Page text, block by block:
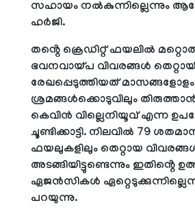
സഹായം നൽകുന്നില്ലെന്നും
ഹർജി.
തൻ്റെ ക്രെഡിറ്റ് ഫയലിൽ
ഭവനവായ്പ വിവരങ്ങൾ
രേഖപ്പെടുത്തിയത് മാസങ്ങളോളം
ശ്രമങ്ങൾക്കൊടുവിലും തിരുത്താൻ
കെവിൻ വില്ലെനിയൂവ് എന്ന
ചൂണ്ടിക്കാട്ടി. നിലവിൽ 79
ഫയലുകളിലും തെറ്റായ
അടങ്ങിയിട്ടുണ്ടെന്നും ഇതിൻ്റെ
ഏജൻസികൾ
പറയുന്നു.